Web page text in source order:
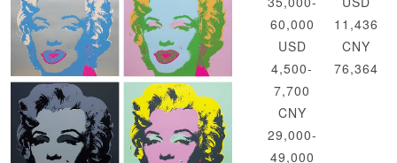
60,000
USD
4,500-
7,700
CNY
29,000-
49,000
11,436
CNY
76,364